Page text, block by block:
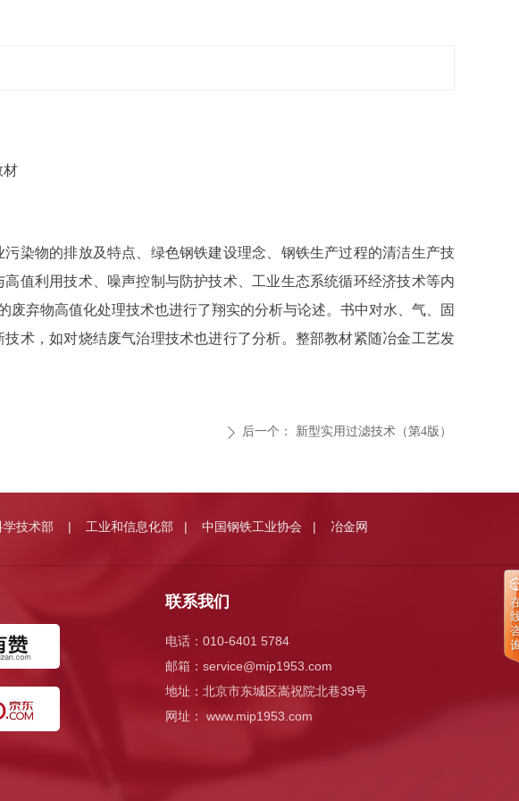
ꄲ 后一个： 新型实用过滤技术（第4版）
材
染物的排放及特点、绿色钢铁建设理念、钢铁生产过程的清洁生产技
值利用技术、噪声控制与防护技术、工业生态系统循环经济技术等内
弃物高值化处理技术也进行了翔实的分析与论述。书中对水、气、固
术，如对烧结废气治理技术也进行了分析。整部教材紧随冶金工艺发
联系我们
电话：010-6401 5784
邮箱： service@mip1953.com
地址：北京市东城区嵩祝院北巷39号
网址： www.mip1953.com
学技术部 | 工业和信息化部 | 中国钢铁工业协会 | 冶金网